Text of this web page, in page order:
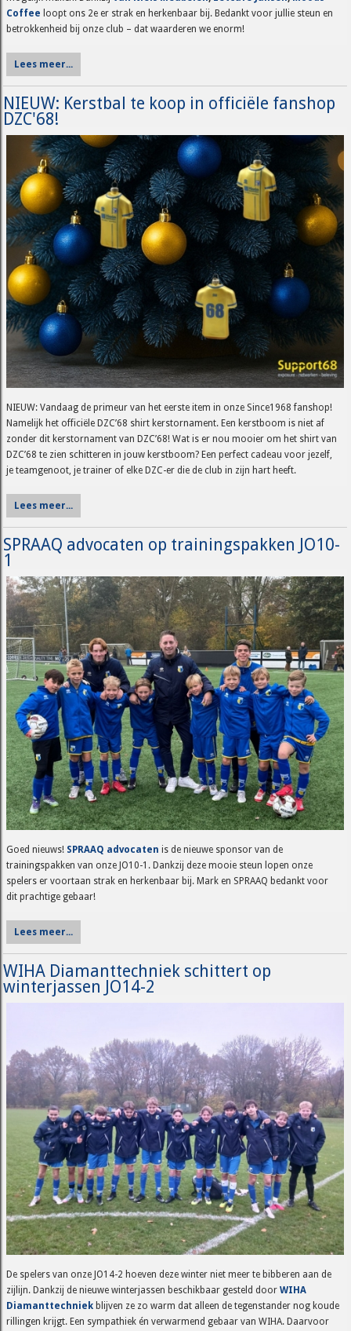
Coffee loopt ons 2e er strak en herkenbaar bij. Bedankt voor jullie steun en
betrokkenheid bij onze club – dat waarderen we enorm!
Lees meer...
NIEUW: Kerstbal te koop in officiële fanshop
DZC'68!
NIEUW: Vandaag de primeur van het eerste item in onze Since1968 fanshop!
Namelijk het officiële DZC’68 shirt kerstornament. Een kerstboom is niet af
zonder dit kerstornament van DZC’68! Wat is er nou mooier om het shirt van
DZC’68 te zien schitteren in jouw kerstboom? Een perfect cadeau voor jezelf,
je teamgenoot, je trainer of elke DZC-er die de club in zijn hart heeft.
Lees meer...
SPRAAQ advocaten op trainingspakken JO10-
1
Goed nieuws! SPRAAQ advocaten is de nieuwe sponsor van de
trainingspakken van onze JO10-1. Dankzij deze mooie steun lopen onze
spelers er voortaan strak en herkenbaar bij. Mark en SPRAAQ bedankt voor
dit prachtige gebaar!
Lees meer...
WIHA Diamanttechniek schittert op
winterjassen JO14-2
De spelers van onze JO14-2 hoeven deze winter niet meer te bibberen aan de
zijlijn. Dankzij de nieuwe winterjassen beschikbaar gesteld door WIHA
Diamanttechniek blijven ze zo warm dat alleen de tegenstander nog koude
rillingen krijgt. Een sympathiek én verwarmend gebaar van WIHA. Daarvoor